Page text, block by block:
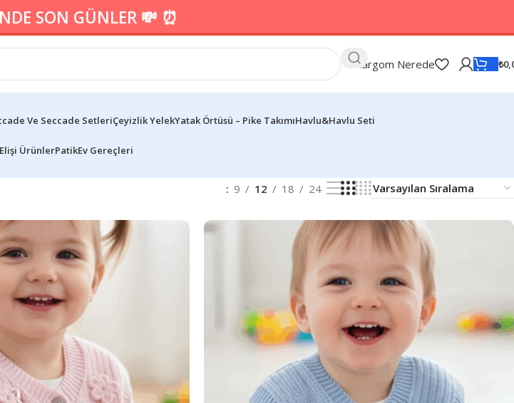
SON GÜNLER 💸 ⏰
Kargom Nerede ₺
Ve Seccade SetleriÇeyizlik YelekYatak Örtüsü – Pike TakımıHavlu&Havlu Seti
ÜrünlerPatikEv Gereçleri
9 12 18 24